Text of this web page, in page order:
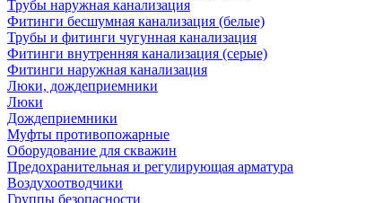
Трубы наружная канализация
Фитинги бесшумная канализация (белые)
Трубы и фитинги чугунная канализация
Фитинги внутренняя канализация (серые)
Фитинги наружная канализация
Люки, дождеприемники
Люки
Дождеприемники
Муфты противопожарные
Оборудование для скважин
Предохранительная и регулирующая арматура
Воздухоотводчики
Группы безопасности